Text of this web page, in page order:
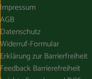
Impressum
AGB
Datenschutz
Widerruf-Formular
Erklärung zur Barrierfreiheit
Feedback Barrierefreiheit